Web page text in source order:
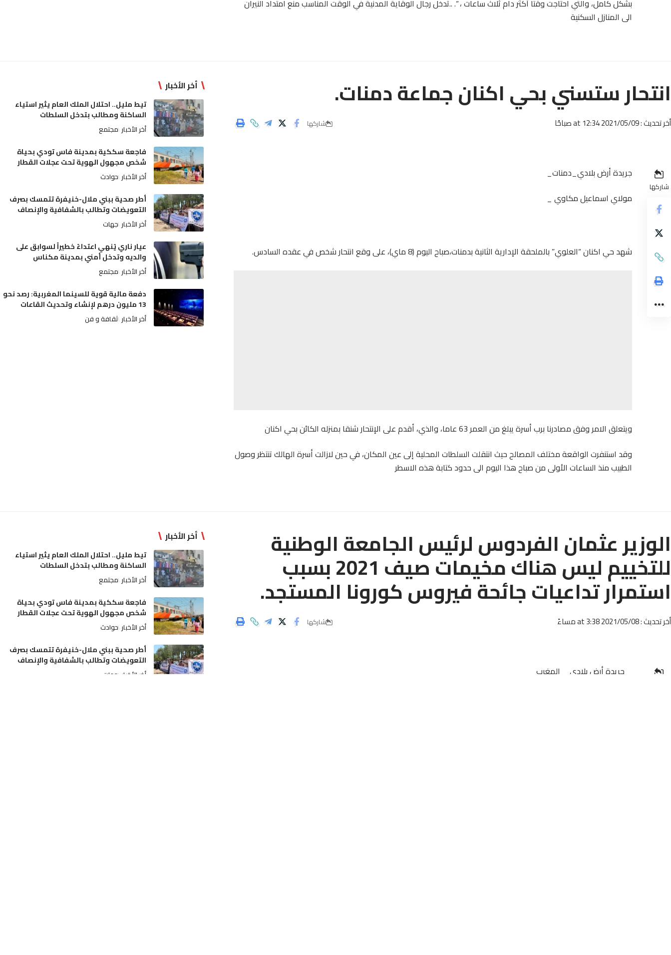
بشكل كامل، والتي احتاجت وقتا أكثر دام ثلاث ساعات ، “. ..تدخل رجال الوقاية المدنية في الوقت المناسب منع امتداد النيران
الى المنازل السكنية
انتحار ستسني بحي اكنان جماعة دمنات.
أخر تحديث : 2021/05/09 at 12:34 صباحًا شاركها
شاركها
جريدة أرض بلادي_دمنات_
مولاي اسماعيل مكاوي _
شهد حي اكنان “العلوي” بالملحقة الإدارية الثانية بدمنات،صباح اليوم (8 ماي)، على وقع انتحار شخص في عقده السادس.
ويتعلق الامر وفق مصادرنا برب أسرة يبلغ من العمر 63 عاما، والذي، أقدم على الإنتحار شنقا بمنزله الكائن بحي اكنان
وقد استنفرت الواقعة مختلف المصالح حيث انتقلت السلطات المحلية إلى عين المكان، في حين لازالت أسرة الهالك تنتظر وصول
الطبيب منذ الساعات الأولى من صباح هذا اليوم الى حدود كتابة هذه الاسطر
أخر الأخبار
تيط مليل.. احتلال الملك العام يثير استياء
الساكنة ومطالب بتدخل السلطات
أخر الأخبار مجتمع
فاجعة سككية بمدينة فاس تودي بحياة
شخص مجهول الهوية تحت عجلات القطار
أخر الأخبار حوادث
أطر صحية ببني ملال-خنيفرة تتمسك بصرف
التعويضات وتطالب بالشفافية والإنصاف
أخر الأخبار جهات
عيار ناري يُنهي اعتداءً خطيراً لسوابق على
والديه وتدخل أمني بمدينة مكناس
أخر الأخبار مجتمع
دفعة مالية قوية للسينما المغربية: رصد نحو
13 مليون درهم لإنشاء وتحديث القاعات
أخر الأخبار ثقافة و فن
الوزير عثمان الفردوس لرئيس الجامعة الوطنية
للتخييم ليس هناك مخيمات صيف 2021 بسبب
استمرار تداعيات جائحة فيروس كورونا المستجد.
أخر تحديث : 2021/05/08 at 3:38 مساءً شاركها
_ جريدة أرض بلادي _ المغرب_
أخر الأخبار
تيط مليل.. احتلال الملك العام يثير استياء
الساكنة ومطالب بتدخل السلطات
أخر الأخبار مجتمع
فاجعة سككية بمدينة فاس تودي بحياة
شخص مجهول الهوية تحت عجلات القطار
أخر الأخبار حوادث
أطر صحية ببني ملال-خنيفرة تتمسك بصرف
التعويضات وتطالب بالشفافية والإنصاف
أخر الأخبار جهات